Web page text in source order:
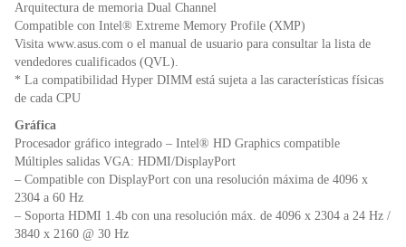
Arquitectura de memoria Dual Channel
Compatible con Intel® Extreme Memory Profile (XMP)
Visita www.asus.com o el manual de usuario para consultar la lista de
vendedores cualificados (QVL).
* La compatibilidad Hyper DIMM está sujeta a las características físicas
de cada CPU
Gráfica
Procesador gráfico integrado – Intel® HD Graphics compatible
Múltiples salidas VGA: HDMI/DisplayPort
– Compatible con DisplayPort con una resolución máxima de 4096 x
2304 a 60 Hz
– Soporta HDMI 1.4b con una resolución máx. de 4096 x 2304 a 24 Hz /
3840 x 2160 @ 30 Hz